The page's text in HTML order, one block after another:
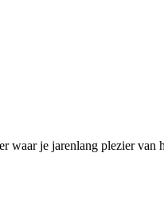
waar je jarenlang plezier